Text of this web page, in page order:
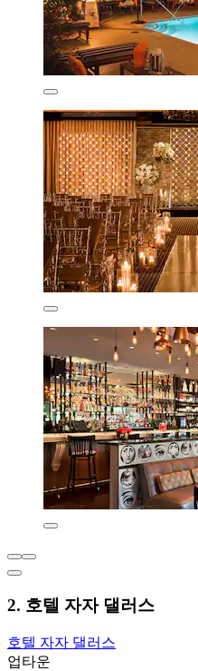
2. 호텔 자자 댈러스
호텔 자자 댈러스
업타운